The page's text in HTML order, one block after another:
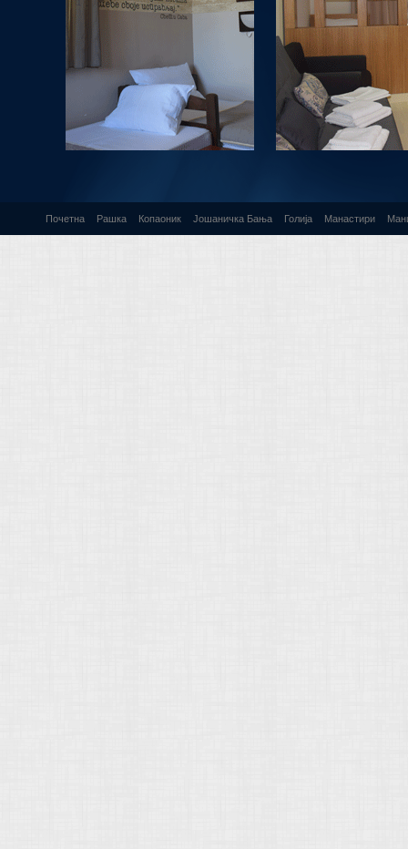
Почетна Рашка Копаоник Јошаничка Бања Голија Манастири